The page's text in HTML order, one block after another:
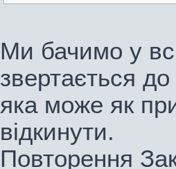
Ми бачимо у
звертається
яка може як
відкинути.
Повторення